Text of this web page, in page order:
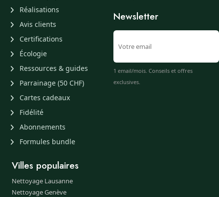
Réalisations
Avis clients
Certifications
Écologie
Ressources & guides
Parrainage (50 CHF)
Cartes cadeaux
Fidélité
Abonnements
Formules bundle
Newsletter
1 email/mois. Conseils et offres
exclusives.
Villes populaires
Nettoyage Lausanne
Nettoyage Genève